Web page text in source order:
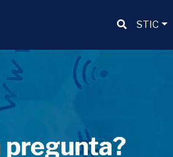
Buscador
STIC
pregunta?